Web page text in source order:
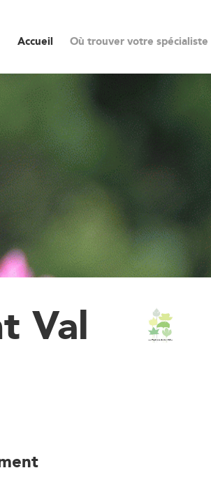
Accueil Où trouver votre spécialiste
Val